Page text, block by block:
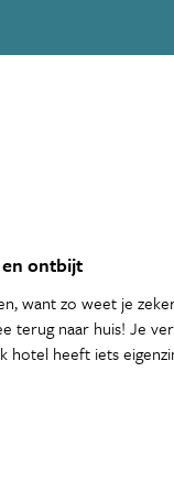
ontbijt
want zo weet je
naar huis! Je
heeft iets